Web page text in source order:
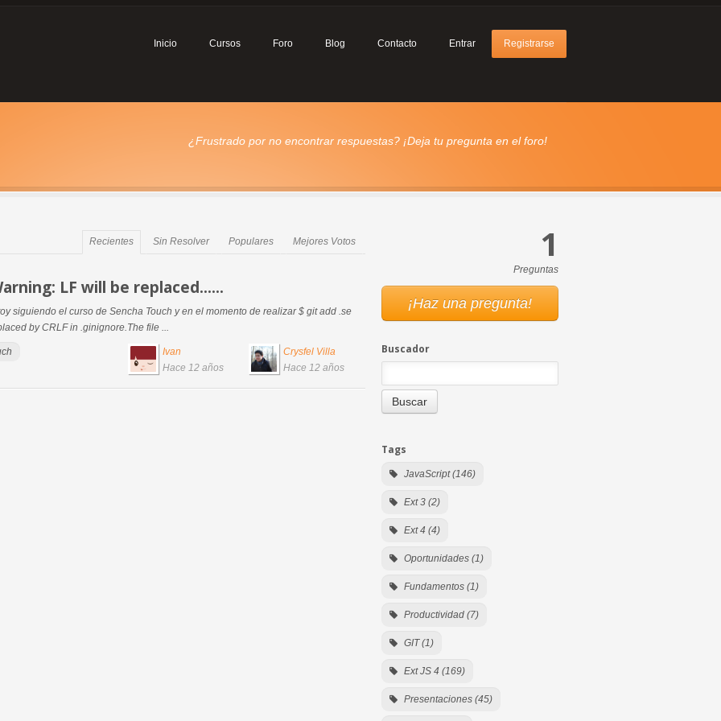
Inicio Cursos Foro Blog Contacto Entrar Registrarse
¿Frustrado por no encontrar respuestas? ¡Deja tu pregunta en el foro!
Mejores Votos
Populares
Sin Resolver
Recientes
LF will be replaced......
siguiendo el curso de Sencha Touch y en el momento de realizar $ git add .se
by CRLF in .ginignore.The file ...
Crysfel Villa
Hace 12 años
Ivan
Hace 12 años
1
Preguntas
¡Haz una pregunta!
Buscador
Tags
JavaScript (146)
Ext 3 (2)
Ext 4 (4)
Oportunidades (1)
Fundamentos (1)
Productividad (7)
GIT (1)
Ext JS 4 (169)
Presentaciones (45)